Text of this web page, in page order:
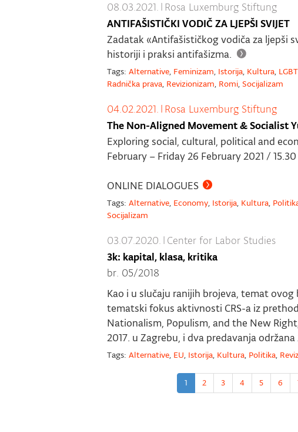
08.03.2021. | Rosa Luxemburg Stiftung
ANTIFAŠISTIČKI VODIČ ZA LJEPŠI SVIJET
Zadatak «Antifašističkog vodiča za ljepši
historiji i praksi antifašizma.
Tags: Alternative, Feminizam, Istorija, Kultura,
Radnička prava, Revizionizam, Romi, Socijalizam
04.02.2021. | Rosa Luxemburg Stiftung
The Non-Aligned Movement & Socialist
Exploring social, cultural, political and
February – Friday 26 February 2021 / 15.30
ONLINE DIALOGUES
Tags: Alternative, Economy, Istorija, Kultura,
Socijalizam
03.07.2020. | Center for Labor Studies
3k: kapital, klasa, kritika
br. 05/2018
Kao i u slučaju ranijih brojeva, temat ovog
tematski fokus aktivnosti CRS-a iz
Nationalism, Populism, and the New
2017. u Zagrebu, i dva predavanja
Tags: Alternative, EU, Istorija, Kultura, Politika,
1 2 3 4 5 6